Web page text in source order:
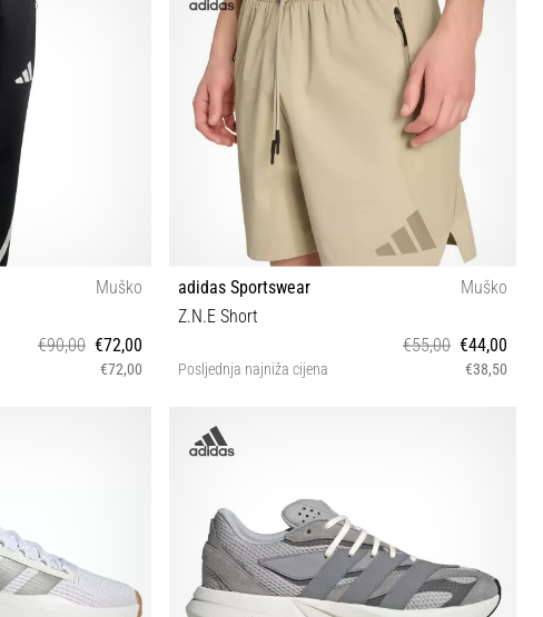
Muško
€90,00 €72,00
€72,00
adidas Sportswear
Muško
Z.N.E Short
€55,00 €44,00
Posljednja najniža cijena €38,50